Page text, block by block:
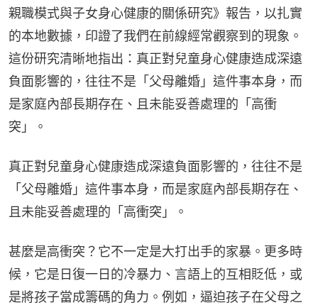
親職模式與子女身心健康的關係研究》報告，以扎實
的本地數據，印證了我們在前線經常觀察到的現象。
這份研究清晰地指出：真正對兒童身心健康造成深遠
負面影響的，往往不是「父母離婚」這件事本身，而
是家庭內部長期存在、且未能妥善處理的「高衝
突」。
真正對兒童身心健康造成深遠負面影響的，往往不是
「父母離婚」這件事本身，而是家庭內部長期存在、
且未能妥善處理的「高衝突」。
甚麼是高衝突？它不一定是大打出手的家暴。更多時
候，它是日復一日的冷暴力、言語上的互相貶低，或
是將孩子當成籌碼的角力。例如，逼迫孩子在父母之